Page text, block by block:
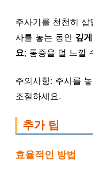
주사기를 천천히
사를 놓는 동안 깊
요; 통증을 덜 느낄
주의사항: 주사를
조절하세요.
추가 팁
효율적인 방법